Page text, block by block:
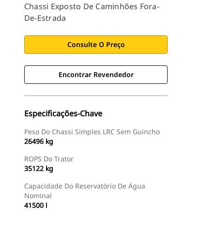
Chassi Exposto De Caminhões Fora-
De-Estrada
Consulte O Preço
Encontrar Revendedor
Especificações-Chave
Peso Do Chassi Simples LRC Sem Guincho
26496 kg
ROPS Do Trator
35122 kg
Capacidade Do Reservatório De Água
Nominal
41500 l